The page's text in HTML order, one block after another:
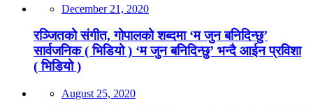
December 21, 2020
रञ्जितको संगीत, गोपालको शब्दमा ‘म जुन बनिदिन्छु’
सार्वजनिक ( भिडियो ) ‘म जुन बनिदिन्छु’ भन्दै आईन प्रविशा
( भिडियो )
August 25, 2020